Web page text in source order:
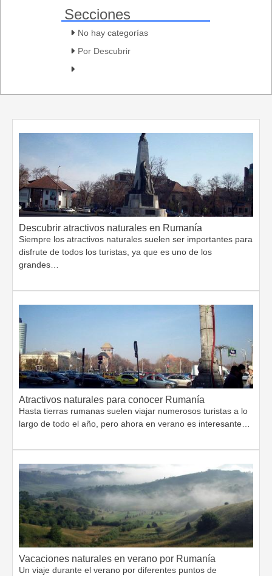
Secciones
No hay categorías
Por Descubrir
Descubrir atractivos naturales en Rumanía
Siempre los atractivos naturales suelen ser importantes para
disfrute de todos los turistas, ya que es uno de los
grandes…
Atractivos naturales para conocer Rumanía
Hasta tierras rumanas suelen viajar numerosos turistas a lo
largo de todo el año, pero ahora en verano es interesante…
Vacaciones naturales en verano por Rumanía
Un viaje durante el verano por diferentes puntos de